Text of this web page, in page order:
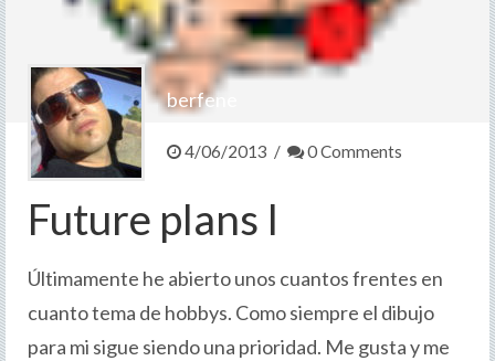
berfene
4/06/2013 / 0 Comments
Future plans I
Últimamente he abierto unos cuantos frentes en
cuanto tema de hobbys. Como siempre el dibujo
para mi sigue siendo una prioridad. Me gusta y me